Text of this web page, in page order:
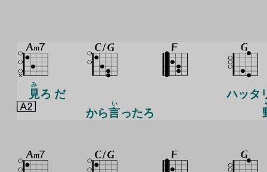
見
み
ろ だ
から言
い
ったろ
ハッタ